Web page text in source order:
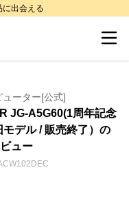
に出会える
ーター[公式]
JG-A5G60(1周年記念
モデル / 販売終了）の
ュー